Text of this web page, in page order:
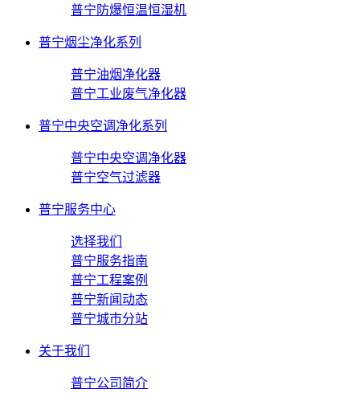
普宁防爆恒温恒湿机
普宁烟尘净化系列
普宁油烟净化器
普宁工业废气净化器
普宁中央空调净化系列
普宁中央空调净化器
普宁空气过滤器
普宁服务中心
选择我们
普宁服务指南
普宁工程案例
普宁新闻动态
普宁城市分站
关于我们
普宁公司简介